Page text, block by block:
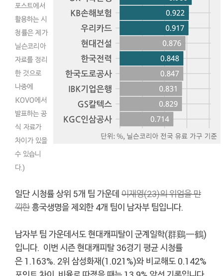
포스트에서
활용하는 시
청률은 제가
닐슨코리아
자료를 정리
한 것으로
나중에
KOVO에서
발표하는 공
식 자료가
차이가 있을
수 있습니
다.)
일단 시청률 상위 5개 팀 가운데 이재영(23)의 위엄을 만
끽한흥국생명을 제외한 4개 팀이 남자부 팀입니다.
남자부 팀 가운데서도 현대캐피탈이 군계일학(群鷄一鶴)
입니다. 이번 시즌 현대캐피탈 36경기 평균 시청률
은 1.163%. 2위 삼성화재(1.021%)와 비교해도 0.142%